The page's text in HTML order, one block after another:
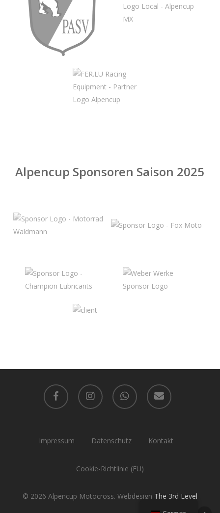
Alpencup Sponsoren Saison 2025
facebook instagram whatsapp email
Impressum Datenschutz Kontakt
Cookie-Richtlinie (EU)
© 2026 Alpencup Motocross. Webdesign The 3rd Level